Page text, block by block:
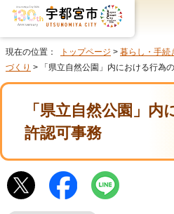
現在の位置： トップページ > 暮らし・手続
づくり > 「県立自然公園」内における行為
「県立自然公園」
許認可事務